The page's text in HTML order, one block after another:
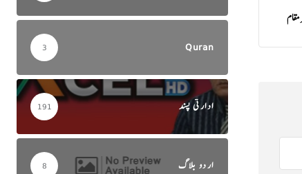
Quran
3
ادارتی پسند 191
اردو بلاگ 8